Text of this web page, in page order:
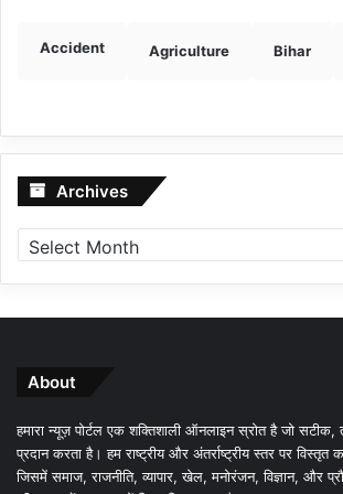
Accident Agriculture Bihar
Archives Archives
About
हमारा न्यूज़ पोर्टल एक शक्तिशाली ऑनलाइन स्रोत है जो सटीक,
प्रदान करता है। हम राष्ट्रीय और अंतर्राष्ट्रीय स्तर पर
जिसमें समाज, राजनीति, व्यापार, खेल, मनोरंजन, विज्ञान, और